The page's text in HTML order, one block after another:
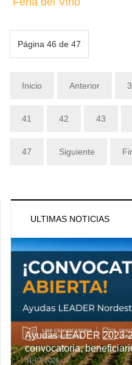
Página 46 de 47
Inicio Anterior
41 42 43
47 Siguiente
ULTIMAS NOTICIAS
Ayudas LEADER 2023-
convocatoria,
31-07-2026